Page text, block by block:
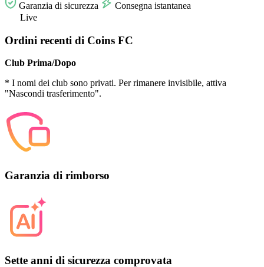
Garanzia di sicurezza
Consegna istantanea
Live
Ordini recenti di Coins FC
Club Prima/Dopo
* I nomi dei club sono privati. Per rimanere invisibile, attiva
"Nascondi trasferimento".
Garanzia di rimborso
Sette anni di sicurezza comprovata